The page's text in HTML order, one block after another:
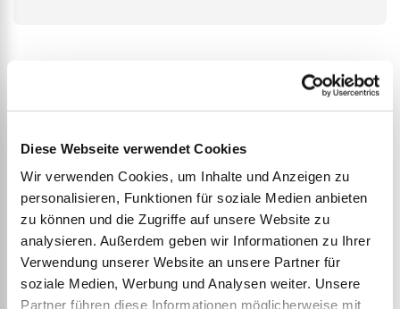
Diese Webseite verwendet Cookies
Wir verwenden Cookies, um Inhalte und Anzeigen zu
personalisieren, Funktionen für soziale Medien anbieten
zu können und die Zugriffe auf unsere Website zu
analysieren. Außerdem geben wir Informationen zu Ihrer
Verwendung unserer Website an unsere Partner für
soziale Medien, Werbung und Analysen weiter. Unsere
Partner führen diese Informationen möglicherweise mit
Verbindungs-Set für Modultische
Leicht zu montierende Montageplatte und Zubehör.
Material: Pulverbeschichteter Karbonstahl
Gewicht: 0,055 kg